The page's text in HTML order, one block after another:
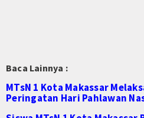
Tim Adiwiyata
Gallery Adiwiyata
Login
Baca Lainnya :
MTsN 1 Kota Makassar
Peringatan Hari Pahlawan